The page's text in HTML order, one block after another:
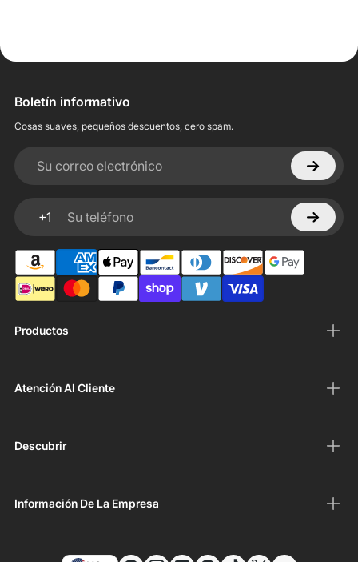
Productos
Atención Al Cliente
Descubrir
Información De La Empresa
Boletín informativo
Cosas suaves, pequeños descuentos, cero spam.
Su correo electrónico
+1
Su teléfono